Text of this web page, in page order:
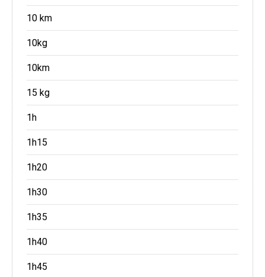
10 km
10kg
10km
15 kg
1h
1h15
1h20
1h30
1h35
1h40
1h45